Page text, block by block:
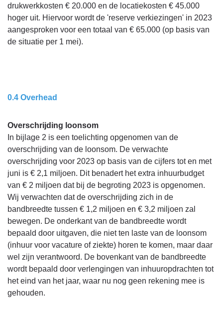
Financieel
overzicht
programma
drukwerkkosten € 20.000 en de locatiekosten € 45.000
hoger uit. Hiervoor wordt de 'reserve verkiezingen' in 2023
aangesproken voor een totaal van € 65.000 (op basis van
de situatie per 1 mei).
0.4 Overhead
Overschrijding loonsom
In bijlage 2 is een toelichting opgenomen van de
overschrijding van de loonsom. De verwachte
overschrijding voor 2023 op basis van de cijfers tot en met
juni is € 2,1 miljoen. Dit benadert het extra inhuurbudget
van € 2 miljoen dat bij de begroting 2023 is opgenomen.
Wij verwachten dat de overschrijding zich in de
bandbreedte tussen € 1,2 miljoen en € 3,2 miljoen zal
bewegen. De onderkant van de bandbreedte wordt
bepaald door uitgaven, die niet ten laste van de loonsom
(inhuur voor vacature of ziekte) horen te komen, maar daar
wel zijn verantwoord. De bovenkant van de bandbreedte
wordt bepaald door verlengingen van inhuuropdrachten tot
het eind van het jaar, waar nu nog geen rekening mee is
gehouden.